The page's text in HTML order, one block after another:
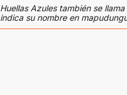
Huellas Azules también se
indica su nombre en